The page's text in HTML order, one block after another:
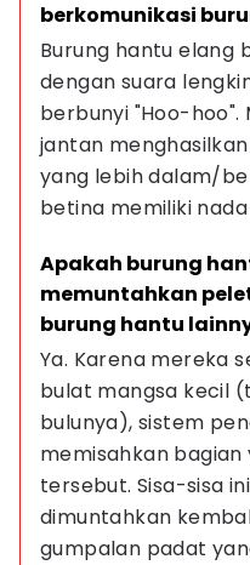
berkomunikasi
Burung hantu elang
dengan suara
berbunyi "Hoo-hoo".
jantan
yang lebih dalam/
betina memiliki
Apakah burung
memuntahkan
burung hantu
Ya. Karena mereka
bulat mangsa kecil
bulunya), sistem
memisahkan
tersebut. Sisa-sisa
dimuntahkan
gumpalan padat